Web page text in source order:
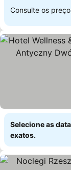
Consulte os
Selecione as
exatos.